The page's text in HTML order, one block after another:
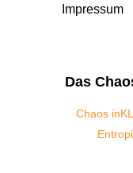
Impressum
Das
Chaos